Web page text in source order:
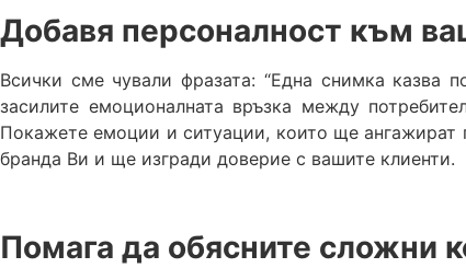
Добавя персоналност към
Всички сме чували фразата: “Една снимка казва
засилите емоционалната връзка между
Покажете емоции и ситуации, които ще ангажират
бранда Ви и ще изгради доверие с вашите клиенти.
Помага да обясните сложни